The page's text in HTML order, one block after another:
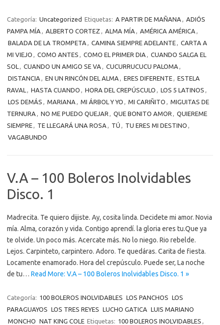
Categoría: Uncategorized Etiquetas: A PARTIR DE MAÑANA , ADIÓS
PAMPA MÍA , ALBERTO CORTEZ , ALMA MÍA , AMÉRICA AMÉRICA ,
BALADA DE LA TROMPETA , CAMINA SIEMPRE ADELANTE, CARTA A
MI VIEJO , COMO ANTES , COMO EL PRIMER DIA , CUANDO SALGA EL
SOL , CUANDO UN AMIGO SE VA , CUCURRUCUCU PALOMA ,
DISTANCIA , EN UN RINCÓN DEL ALMA , ERES DIFERENTE, ESTELA
RAVAL , HASTA CUANDO , HORA DEL CREPÚSCULO , LOS 5 LATINOS ,
LOS DEMÁS , MARIANA , MI ÁRBOL Y YO , MI CARIÑITO , MIGUITAS DE
TERNURA , NO ME PUEDO QUEJAR , QUE BONITO AMOR , QUIEREME
SIEMPRE, TE LLEGARÁ UNA ROSA , TÚ , TU ERES MI DESTINO ,
VAGABUNDO
V.A – 100 Boleros Inolvidables
Disco. 1
Madrecita. Te quiero dijiste. Ay, cosita linda. Decidete mi amor. Novia
mía. Alma, corazón y vida. Contigo aprendí. la gloria eres tu.Que ya
te olvide. Un poco más. Acercate más. No lo niego. Rio rebelde.
Lejos. Carpinteto, carpintero. Adoro. Te quedáras. Carita de fiesta.
Locamente enamorado. Hora del crepúsculo. Puede ser, La noche
de tu… Read More: V.A – 100 Boleros Inolvidables Disco. 1 »
Categoría: 100 BOLEROS INOLVIDABLES LOS PANCHOS LOS
PARAGUAYOS LOS TRES REYES LUCHO GATICA LUIS MARIANO
MONCHO NAT KING COLE Etiquetas: 100 BOLEROS INOLVIDABLES ,